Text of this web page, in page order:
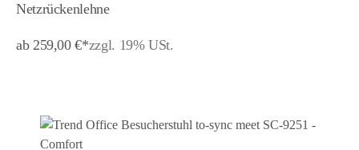
Netzrückenlehne
ab 259,00 €*zzgl. 19% USt.